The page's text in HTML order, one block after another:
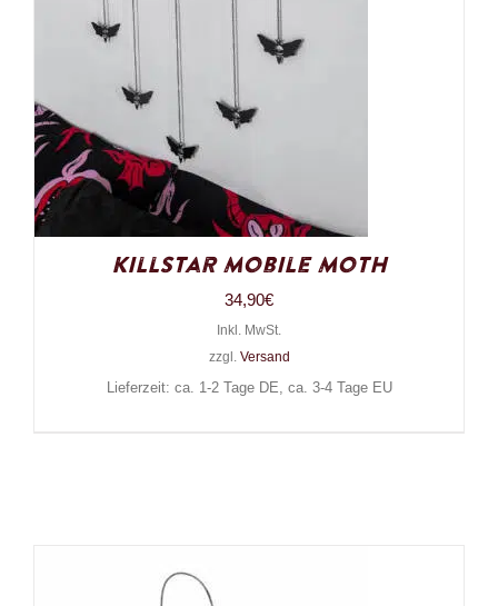
Killstar Mobile Moth
34,90€
Inkl. MwSt.
zzgl. Versand
Lieferzeit: ca. 1-2 Tage DE, ca. 3-4 Tage EU